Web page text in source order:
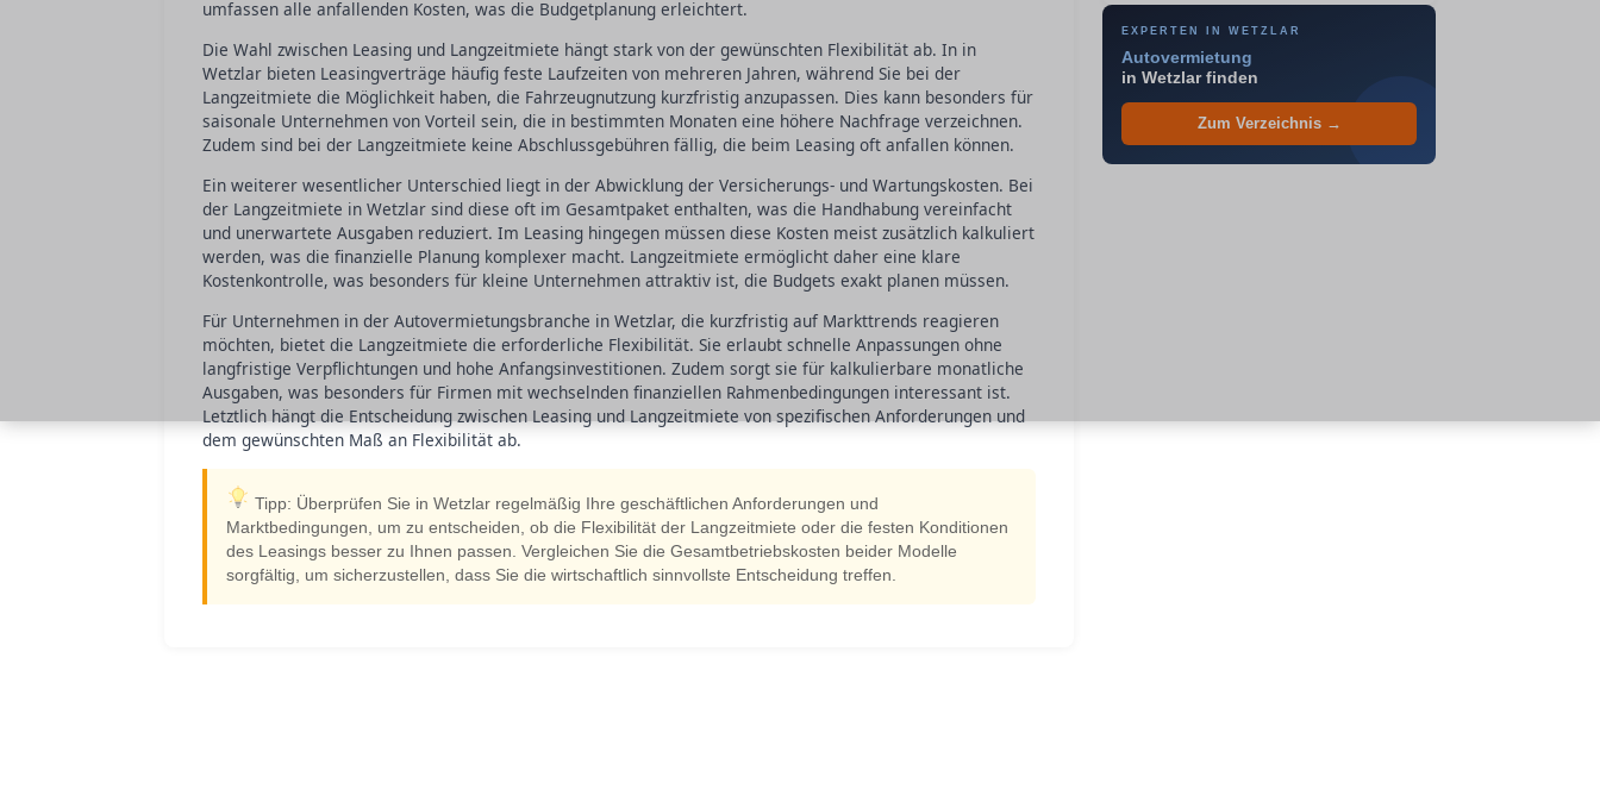
umfassen alle anfallenden Kosten, was die Budgetplanung erleichtert.
Die Wahl zwischen Leasing und Langzeitmiete hängt stark von der gewünschten Flexibilität ab. In in
Wetzlar bieten Leasingverträge häufig feste Laufzeiten von mehreren Jahren, während Sie bei der
Langzeitmiete die Möglichkeit haben, die Fahrzeugnutzung kurzfristig anzupassen. Dies kann besonders für
saisonale Unternehmen von Vorteil sein, die in bestimmten Monaten eine höhere Nachfrage verzeichnen.
Zudem sind bei der Langzeitmiete keine Abschlussgebühren fällig, die beim Leasing oft anfallen können.
Ein weiterer wesentlicher Unterschied liegt in der Abwicklung der Versicherungs- und Wartungskosten. Bei
der Langzeitmiete in Wetzlar sind diese oft im Gesamtpaket enthalten, was die Handhabung vereinfacht
und unerwartete Ausgaben reduziert. Im Leasing hingegen müssen diese Kosten meist zusätzlich kalkuliert
werden, was die finanzielle Planung komplexer macht. Langzeitmiete ermöglicht daher eine klare
Kostenkontrolle, was besonders für kleine Unternehmen attraktiv ist, die Budgets exakt planen müssen.
Für Unternehmen in der Autovermietungsbranche in Wetzlar, die kurzfristig auf Markttrends reagieren
möchten, bietet die Langzeitmiete die erforderliche Flexibilität. Sie erlaubt schnelle Anpassungen ohne
langfristige Verpflichtungen und hohe Anfangsinvestitionen. Zudem sorgt sie für kalkulierbare monatliche
Ausgaben, was besonders für Firmen mit wechselnden finanziellen Rahmenbedingungen interessant ist.
Letztlich hängt die Entscheidung zwischen Leasing und Langzeitmiete von spezifischen Anforderungen und
dem gewünschten Maß an Flexibilität ab.
Tipp: Überprüfen Sie in Wetzlar regelmäßig Ihre geschäftlichen Anforderungen und
Marktbedingungen, um zu entscheiden, ob die Flexibilität der Langzeitmiete oder die festen Konditionen
des Leasings besser zu Ihnen passen. Vergleichen Sie die Gesamtbetriebskosten beider Modelle
sorgfältig, um sicherzustellen, dass Sie die wirtschaftlich sinnvollste Entscheidung treffen.
EXPERTEN IN WETZLAR
Autovermietung
in Wetzlar finden
Zum Verzeichnis →